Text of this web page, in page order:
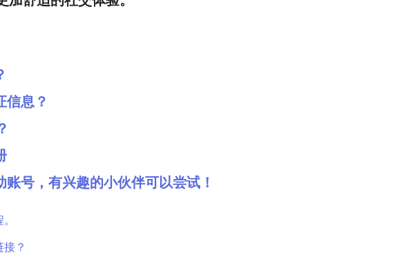
信息？
号，有兴趣的小伙伴可以尝试！
？